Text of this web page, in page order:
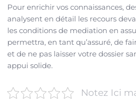
Pour enrichir vos connaissances,
analysent en détail les recours
les conditions de mediation en
permettra, en tant qu’assuré, de
et de ne pas laisser votre dossier
appui solide.
Notez Ici